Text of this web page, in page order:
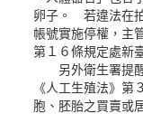
卵子。 若違法在
帳號實施停權，主
第１６條規定處新
另外衛生署提醒
《人工生殖法》
胞、胚胎之買賣或